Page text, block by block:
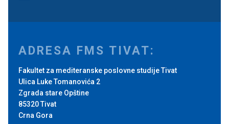
ADRESA FMS TIVAT:
Fakultet za mediteranske poslovne studije Tivat
Ulica Luke Tomanovića 2
Zgrada stare Opštine
85320 Tivat
Crna Gora